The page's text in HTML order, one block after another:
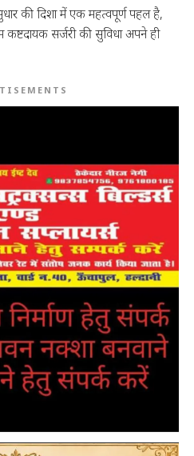
की दिशा में एक महत्वपूर्ण पहल है,
सर्जरी की सुविधा अपने ही